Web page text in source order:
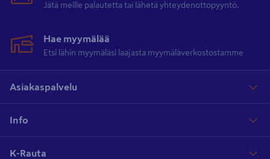
Jätä meille palautetta tai lähetä yhteydenottopyyntö.
Hae myymälää
Etsi lähin myymäläsi laajasta myymäläverkostostamme
Asiakaspalvelu
Info
K-Rauta